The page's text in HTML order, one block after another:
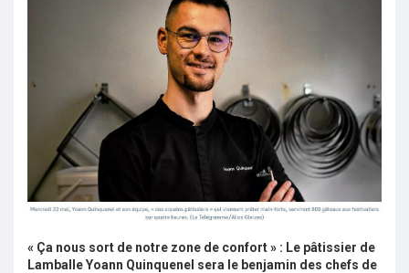
« Ça nous sort de notre zone de confort » : Le pâtissier de
Lamballe Yoann Quinquenel sera le benjamin des chefs de